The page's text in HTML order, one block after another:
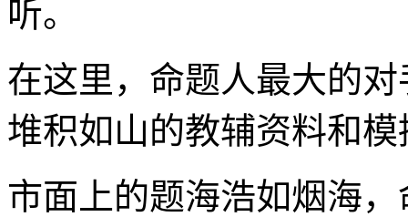
听。
在这里，命题人最大的
堆积如山的教辅资料和模
市面上的题海浩如烟海